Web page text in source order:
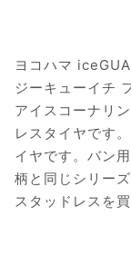
ヨコハマ
ジーキューイチ
アイスコーナリ
レスタイヤです
イヤです。バン
柄と同じシリー
スタッドレスを